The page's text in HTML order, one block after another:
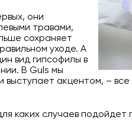
они
травами,
сохраняет
уходе. А
вид гипсофилы в
В Guls мы
выступает акцентом, –
каких случаев подойдет